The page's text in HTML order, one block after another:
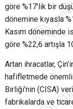
göre %17'lik bir
dönemine kıyasla
Kasım döneminde
göre %22,6 artışla
Artan ihracatlar,
hafifletmede
Birliği’nin (CISA)
fabrikalarda ve